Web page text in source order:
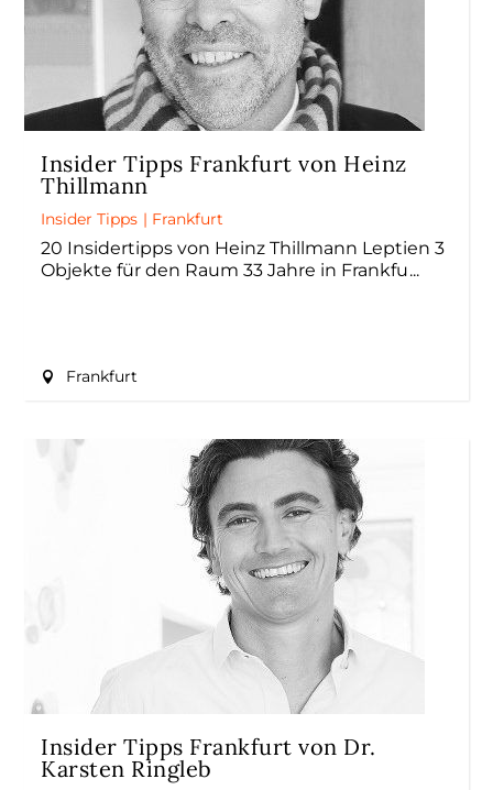
Insider Tipps Frankfurt von Heinz
Thillmann
Insider Tipps | Frankfurt
20 Insidertipps von Heinz Thillmann Leptien 3
Objekte für den Raum 33 Jahre in Frankfu
Frankfurt
Insider Tipps Frankfurt von Dr.
Karsten Ringleb